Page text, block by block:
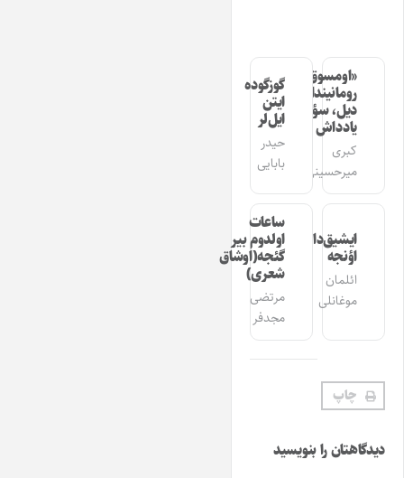
«اومسوق»
رومانیندا
دیل، سؤز،
یادداش
کبری
میرحسینی
گوزگوده
ایتن
ایل‌لر
حیدر
بابایی
ایشیق‌دان
اؤنجه
ائلمان
موغانلی
ساعات
اولدوم بیر
گئجه(اوشاق
شعری)
مرتضی
مجدفر
چاپ
دیدگاهتان را بنویسید